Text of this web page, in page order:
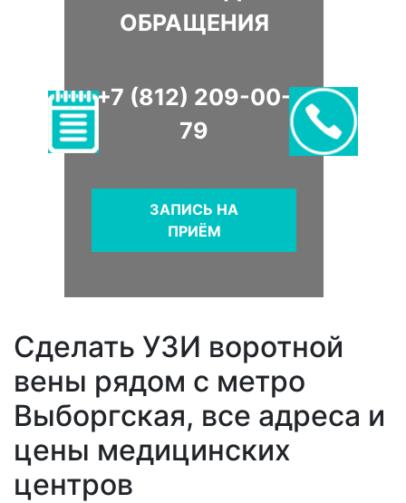
ОБРАЩЕНИЯ
+7 (812) 209-00-
79
ЗАПИСЬ НА
ПРИЁМ
Сделать УЗИ воротной
вены рядом с метро
Выборгская, все адреса и
цены медицинских
центров